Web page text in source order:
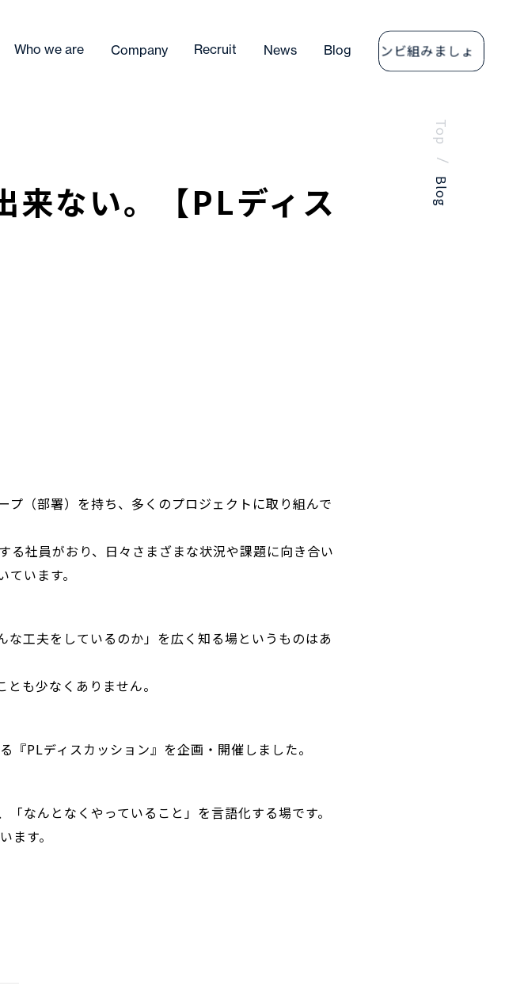
Who we are Company Recruit News Blog
Contact コンビ組みましょ
Top
/
Blog
来ない。【PLディス
（部署）を持ち、多くのプロジェクトに取り組んで
る社員がおり、日々さまざまな状況や課題に向き合い
います。
工夫をしているのか」を広く知る場というものはあ
とも少なくありません。
PLディスカッション』を企画・開催しました。
なんとなくやっていること」を言語化する場です。
ます。